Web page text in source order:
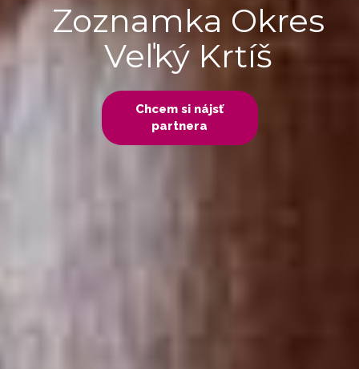
Chcem si nájsť
partnera
Zoznamka Okres
Veľký Krtíš